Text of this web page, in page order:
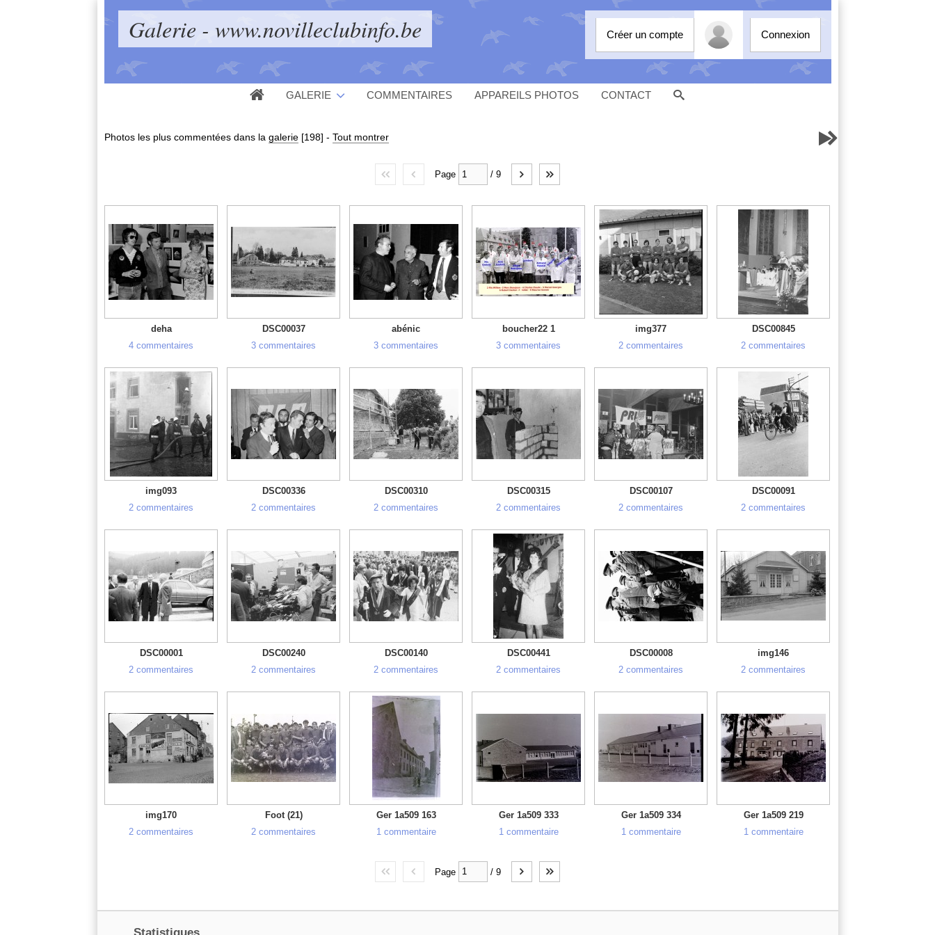
Galerie - www.novilleclubinfo.be Créer un compte Connexion
GALERIE COMMENTAIRES APPAREILS PHOTOS CONTACT
Photos les plus commentées dans la galerie [198] - Tout montrer 
Page / 9
deha
4 commentaires
DSC00037
3 commentaires
abénic
3 commentaires
boucher22 1
3 commentaires
img377
2 commentaires
DSC00845
2 commentaires
img093
2 commentaires
DSC00336
2 commentaires
DSC00310
2 commentaires
DSC00315
2 commentaires
DSC00107
2 commentaires
DSC00091
2 commentaires
DSC00001
2 commentaires
DSC00240
2 commentaires
DSC00140
2 commentaires
DSC00441
2 commentaires
DSC00008
2 commentaires
img146
2 commentaires
img170
2 commentaires
Foot (21)
2 commentaires
Ger 1a509 163
1 commentaire
Ger 1a509 333
1 commentaire
Ger 1a509 334
1 commentaire
Ger 1a509 219
1 commentaire
Page / 9
Statistiques